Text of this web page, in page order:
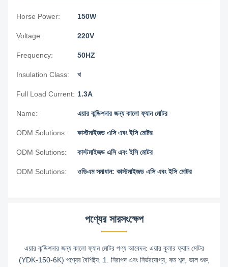
Horse Power: 150W
Voltage: 220V
Frequency: 50HZ
Insulation Class: খ
Full Load Current: 1.3A
Name: এয়ার কন্ডিশনার জন্য কালো ফ্যান মোটর
ODM Solutions: কাস্টমাইজড এসি এবং ইসি মোটর
ODM Solutions: কাস্টমাইজড এসি এবং ইসি মোটর
ODM Solutions: ওডিএম সমাধান: কাস্টমাইজড এসি এবং ইসি মোটর
পণ্যের সারসংক্ষেপ
এয়ার কন্ডিশনার জন্য কালো ফ্যান মোটর পণ্য আবেদন: এয়ার কুলার ফ্যান মোটর
(YDK-150-6K) পণ্যের বৈশিষ্ট্য: 1. নিরাপদ এবং নির্ভরযোগ্য, কম শব্দ, ভাল শুরু,